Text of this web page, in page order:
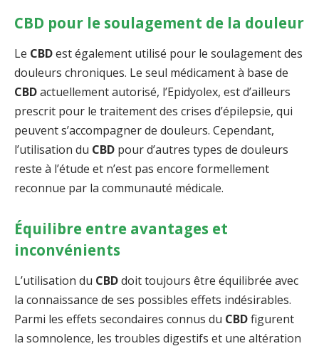
CBD pour le soulagement de la douleur
Le CBDest également utilisé pour le soulagement des
douleurs chroniques. Le seul médicament à base de
CBDactuellement autorisé, l’Epidyolex, est d’ailleurs
prescrit pour le traitement des crises d’épilepsie, qui
peuvent s’accompagner de douleurs. Cependant,
l’utilisation du CBD pour d’autres types de douleurs
reste à l’étude et n’est pas encore formellement
reconnue par la communauté médicale.
Équilibre entre avantages et
inconvénients
L’utilisation du CBDdoit toujours être équilibrée avec
la connaissance de ses possibles effets indésirables.
Parmi les effets secondaires connus du CBDfigurent
la somnolence, les troubles digestifs et une altération